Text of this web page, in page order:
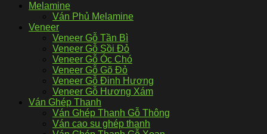
Melamine
Ván Phủ Melamine
Veneer
Veneer Gỗ Tần Bì
Veneer Gỗ Sồi Đỏ
Veneer Gỗ Óc Chó
Veneer Gỗ Gõ Đỏ
Veneer Gỗ Đinh Hương
Veneer Gỗ Hương Xám
Ván Ghép Thanh
Ván Ghép Thanh Gỗ Thông
Ván cao su ghép thanh